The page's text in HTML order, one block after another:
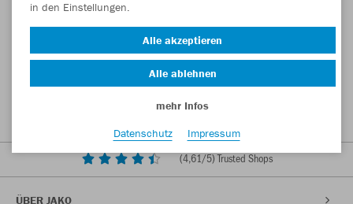
(4,61/5) Trusted Shops
ÜBER JAKO
in den Einstellungen.
Alle akzeptieren
Alle ablehnen
mehr Infos
Datenschutz
Impressum